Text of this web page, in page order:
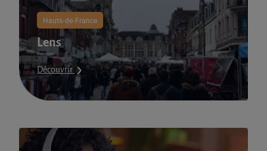
Hauts-de-France
Lens
Découvrir